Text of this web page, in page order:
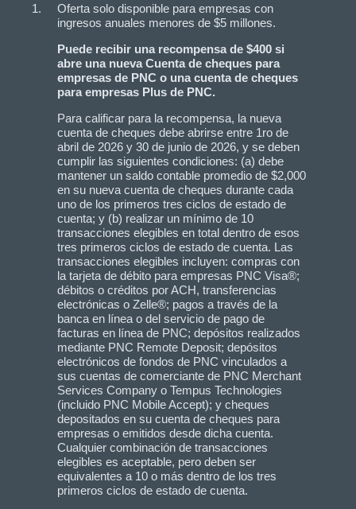
Oferta solo disponible para empresas con
ingresos anuales menores de $5 millones.
Puede recibir una recompensa de $400 si
abre una nueva Cuenta de cheques para
empresas de PNC o una cuenta de cheques
para empresas Plus de PNC.
Para calificar para la recompensa, la nueva
cuenta de cheques debe abrirse entre 1ro de
abril de 2026 y 30 de junio de 2026, y se deben
cumplir las siguientes condiciones: (a) debe
mantener un saldo contable promedio de $2,000
en su nueva cuenta de cheques durante cada
uno de los primeros tres ciclos de estado de
cuenta; y (b) realizar un mínimo de 10
transacciones elegibles en total dentro de esos
tres primeros ciclos de estado de cuenta. Las
transacciones elegibles incluyen: compras con
la tarjeta de débito para empresas PNC Visa®;
débitos o créditos por ACH, transferencias
electrónicas o Zelle®; pagos a través de la
banca en línea o del servicio de pago de
facturas en línea de PNC; depósitos realizados
mediante PNC Remote Deposit; depósitos
electrónicos de fondos de PNC vinculados a
sus cuentas de comerciante de PNC Merchant
Services Company o Tempus Technologies
(incluido PNC Mobile Accept); y cheques
depositados en su cuenta de cheques para
empresas o emitidos desde dicha cuenta.
Cualquier combinación de transacciones
elegibles es aceptable, pero deben ser
equivalentes a 10 o más dentro de los tres
primeros ciclos de estado de cuenta.